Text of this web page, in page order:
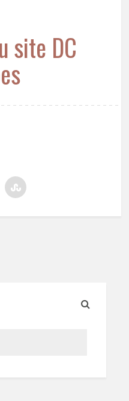
site DC